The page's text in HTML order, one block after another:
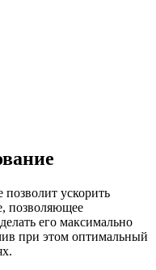
позволит ускорить
позволяющее
его максимально
при этом оптимальный